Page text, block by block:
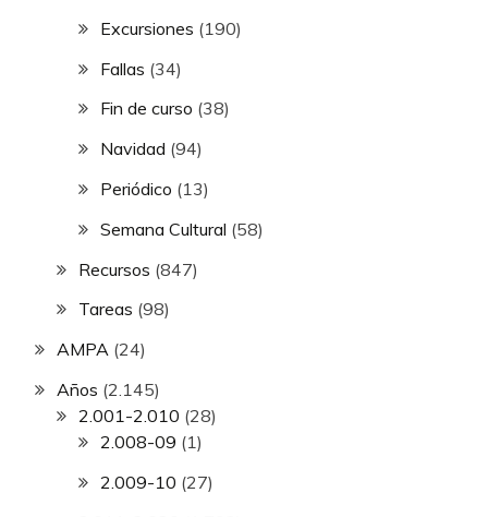
Excursiones (190)
Fallas (34)
Fin de curso (38)
Navidad (94)
Periódico (13)
Semana Cultural (58)
Recursos (847)
Tareas (98)
AMPA (24)
Años (2.145)
2.001-2.010 (28)
2.008-09 (1)
2.009-10 (27)